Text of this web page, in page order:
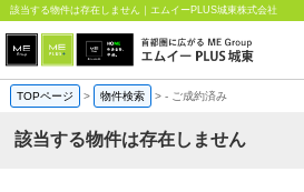
該当する物件は存在しません｜エムイーPLUS城東株式会社
TOPページ > 物件検索 >- ご成約済み
該当する物件は存在しません